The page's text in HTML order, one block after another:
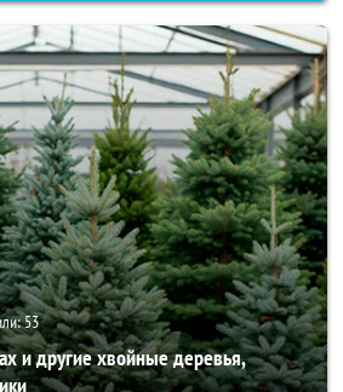
53
и другие хвойные деревья,